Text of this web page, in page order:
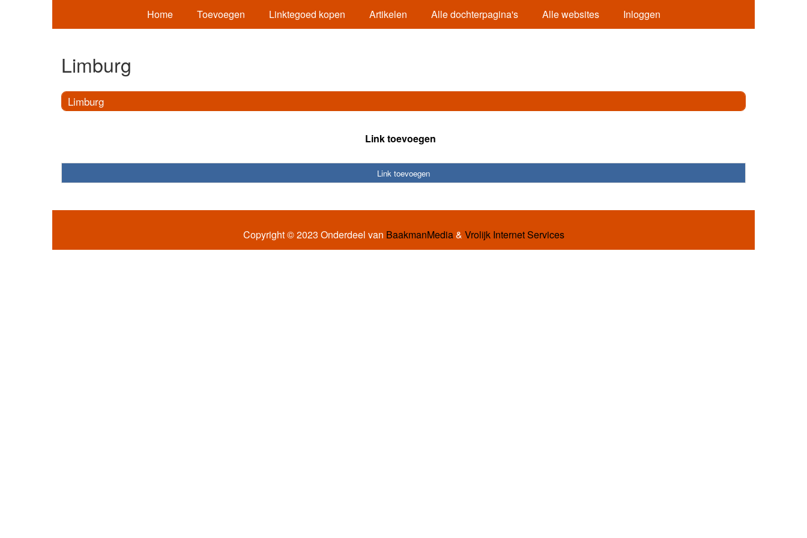
Home Toevoegen Linktegoed kopen Artikelen Alle dochterpagina's Alle websites Inloggen
Limburg
Limburg
Link toevoegen
Link toevoegen
Copyright © 2023 Onderdeel van BaakmanMedia& Vrolijk Internet Services